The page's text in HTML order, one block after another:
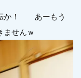
転か！ あーもう
ませんｗ